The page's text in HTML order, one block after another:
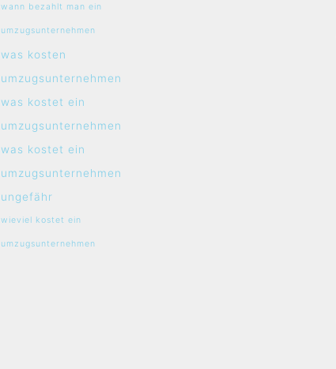
wann bezahlt man ein
umzugsunternehmen
was kosten
umzugsunternehmen
was kostet ein
umzugsunternehmen
was kostet ein
umzugsunternehmen
ungefähr
wieviel kostet ein
umzugsunternehmen